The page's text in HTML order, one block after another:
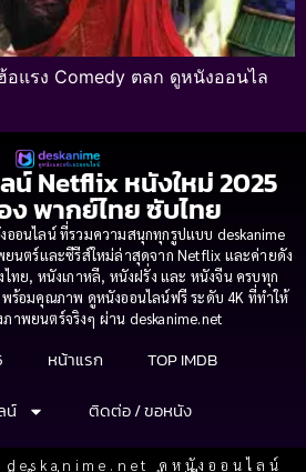
อแรง Comedy ตลก ดูหนังออนไล
น์ Netflix หนังใหม่ 2025
ง พากย์ไทย ซับไทย
อนไลน์ ที่รวมความสนุกทุกรูปแบบ deskanime
นตร์และซีรีส์ใหม่ล่าสุดจาก Netflix และค่ายดัง
ทย, หนังเกาหลี, หนังฝรั่ง และ หนังจีน ครบทุก
ร้อมคุณภาพ ดูหนังออนไลน์ฟรี ระดับ 4K ที่ทำให้
ภาพยนตร์จริงๆ ผ่าน deskanime.net
หน้าแรก
TOP IMDB
น์
ติดต่อ / ขอหนัง
ดูหนังออนไลน์